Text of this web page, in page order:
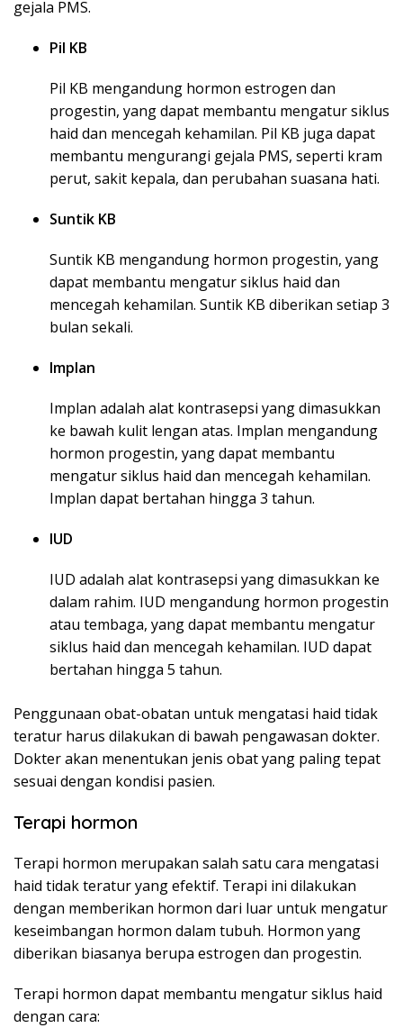
gejala PMS.
Pil KB
Pil KB mengandung hormon estrogen dan
progestin, yang dapat membantu mengatur siklus
haid dan mencegah kehamilan. Pil KB juga dapat
membantu mengurangi gejala PMS, seperti kram
perut, sakit kepala, dan perubahan suasana hati.
Suntik KB
Suntik KB mengandung hormon progestin, yang
dapat membantu mengatur siklus haid dan
mencegah kehamilan. Suntik KB diberikan setiap 3
bulan sekali.
Implan
Implan adalah alat kontrasepsi yang dimasukkan
ke bawah kulit lengan atas. Implan mengandung
hormon progestin, yang dapat membantu
mengatur siklus haid dan mencegah kehamilan.
Implan dapat bertahan hingga 3 tahun.
IUD
IUD adalah alat kontrasepsi yang dimasukkan ke
dalam rahim. IUD mengandung hormon progestin
atau tembaga, yang dapat membantu mengatur
siklus haid dan mencegah kehamilan. IUD dapat
bertahan hingga 5 tahun.
Penggunaan obat-obatan untuk mengatasi haid tidak
teratur harus dilakukan di bawah pengawasan dokter.
Dokter akan menentukan jenis obat yang paling tepat
sesuai dengan kondisi pasien.
Terapi hormon
Terapi hormon merupakan salah satu cara mengatasi
haid tidak teratur yang efektif. Terapi ini dilakukan
dengan memberikan hormon dari luar untuk mengatur
keseimbangan hormon dalam tubuh. Hormon yang
diberikan biasanya berupa estrogen dan progestin.
Terapi hormon dapat membantu mengatur siklus haid
dengan cara: